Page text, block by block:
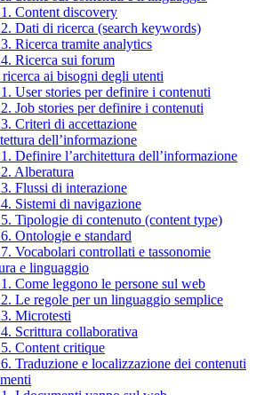
Content discovery
Dati di ricerca (search keywords)
Ricerca tramite analytics
Ricerca sui forum
ai bisogni degli utenti
User stories per definire i contenuti
Job stories per definire i contenuti
Criteri di accettazione
dell’informazione
Definire l’architettura dell’informazione
Alberatura
Flussi di interazione
Sistemi di navigazione
Tipologie di contenuto (content type)
Ontologie e standard
Vocabolari controllati e tassonomie
e linguaggio
Come leggono le persone sul web
Le regole per un linguaggio semplice
Microtesti
Scrittura collaborativa
Content critique
Traduzione e localizzazione dei contenuti